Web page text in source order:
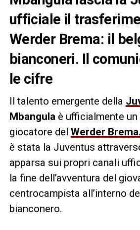
ufficiale il
Werder Brema: il
bianconeri. Il
le cifre
Il talento emergente della
Mbangula è ufficialmente un
giocatore del Werder Brema.
è stata la Juventus
apparsa sui propri canali
la fine dell’avventura del
centrocampista all’interno
bianconero.